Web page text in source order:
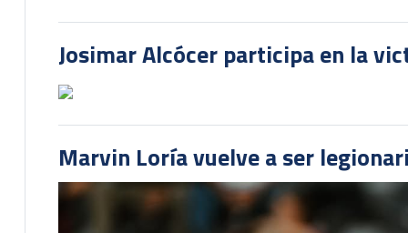
Josimar Alcócer participa en la
Marvin Loría vuelve a ser